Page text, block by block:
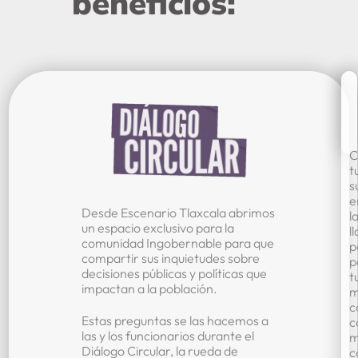
Desde Escenario Tlaxcalaabrimos
un espacio exclusivo para la
comunidad Ingobernable para que
compartir sus inquietudessobre
decisiones públicas y políticas que
impactan a la población.
Estas preguntas se las hacemos a
las y los funcionarios durante el
Diálogo Circular, la rueda de
la